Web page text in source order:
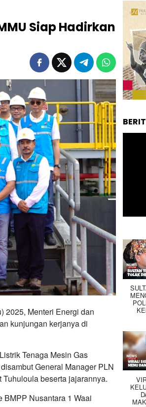
Siap Hadirkan
2025, Menteri Energi dan
kunjungan kerjanya di
Tenaga Mesin Gas
General Manager PLN
beserta jajarannya.
Nusantara 1 Waai